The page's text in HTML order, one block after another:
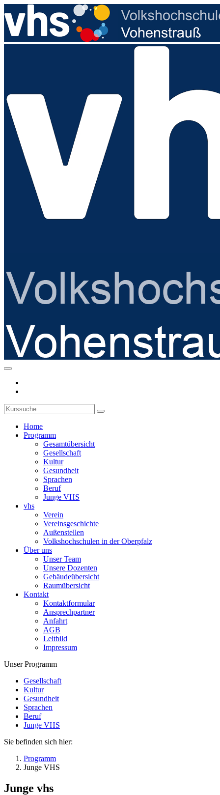
Home
Programm
Gesamtübersicht
Gesellschaft
Kultur
Gesundheit
Sprachen
Beruf
Junge VHS
vhs
Verein
Vereinsgeschichte
Außenstellen
Volkshochschulen in der Oberpfalz
Über uns
Unser Team
Unsere Dozenten
Gebäudeübersicht
Raumübersicht
Kontakt
Kontaktformular
Ansprechpartner
Anfahrt
AGB
Leitbild
Impressum
Unser Programm
Gesellschaft
Kultur
Gesundheit
Sprachen
Beruf
Junge VHS
Sie befinden sich hier:
Programm
Junge VHS
Junge vhs